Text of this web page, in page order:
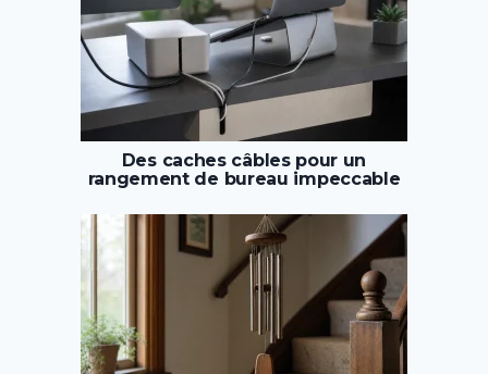
Des caches câbles pour un
rangement de bureau impeccable